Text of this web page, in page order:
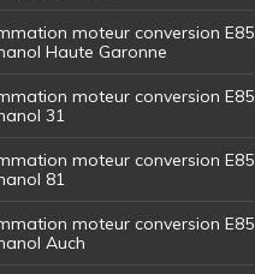
moteur conversion E85
Haute Garonne
moteur conversion E85
31
moteur conversion E85
81
moteur conversion E85
Auch